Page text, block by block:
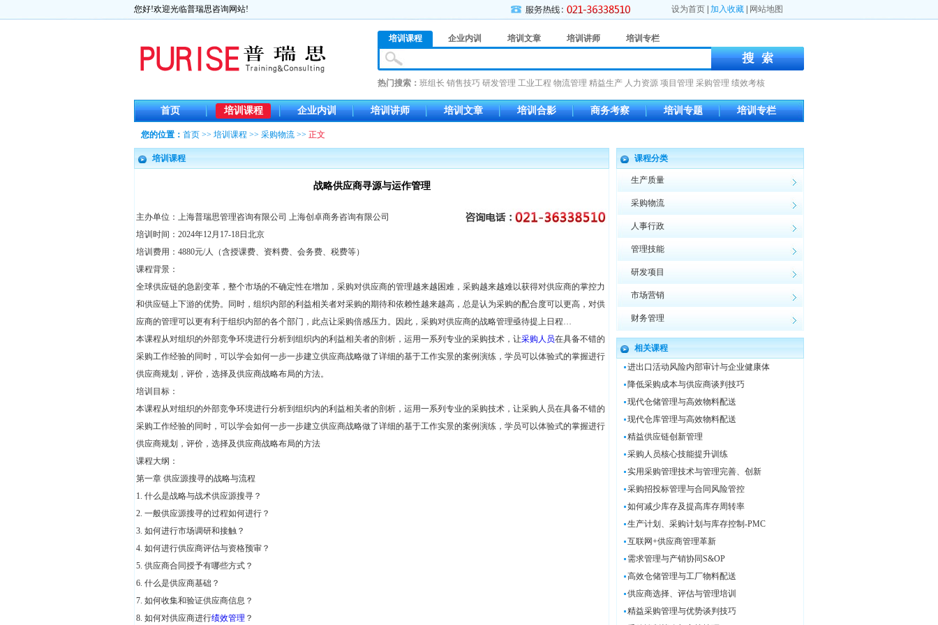
您好!欢迎光临普瑞思咨询网站! 设为首页 加入收藏 网站地图
培训课程 企业内训 培训文章 培训讲师 培训专栏
热门搜索： 班组长 销售技巧 研发管理 工业工程 物流管理 精益生产 人力资源 项目管理 采购管理 绩效考核
首页 培训课程 企业内训 培训讲师 培训文章 培训合影 商务考察 培训专题 培训专栏
您的位置： 首页 >> 培训课程 >> 采购物流 >> 正文
培训课程
战略供应商寻源与运作管理
主办单位：上海普瑞思管理咨询有限公司 上海创卓商务咨询有限公司
培训时间：2024年12月17-18日北京
培训费用：4880元/人（含授课费、资料费、会务费、税费等）
课程背景：
全球供应链的急剧变革，整个市场的不确定性在增加，采购对供应商的管理越来越困难，采购越来越难以获得对供应商的掌控力
和供应链上下游的优势。同时，组织内部的利益相关者对采购的期待和依赖性越来越高，总是认为采购的配合度可以更高，对供
应商的管理可以更有利于组织内部的各个部门，此点让采购倍感压力。因此，采购对供应商的战略管理亟待提上日程…
本课程从对组织的外部竞争环境进行分析到组织内的利益相关者的剖析，运用一系列专业的采购技术，让采购人员在具备不错的
采购工作经验的同时，可以学会如何一步一步建立供应商战略做了详细的基于工作实景的案例演练，学员可以体验式的掌握进行
供应商规划，评价，选择及供应商战略布局的方法。
培训目标：
本课程从对组织的外部竞争环境进行分析到组织内的利益相关者的剖析，运用一系列专业的采购技术，让采购人员在具备不错的
采购工作经验的同时，可以学会如何一步一步建立供应商战略做了详细的基于工作实景的案例演练，学员可以体验式的掌握进行
供应商规划，评价，选择及供应商战略布局的方法
课程大纲：
第一章 供应源搜寻的战略与流程
1. 什么是战略与战术供应源搜寻？
2. 一般供应源搜寻的过程如何进行？
3. 如何进行市场调研和接触？
4. 如何进行供应商评估与资格预审？
5. 供应商合同授予有哪些方式？
6. 什么是供应商基础？
7. 如何收集和验证供应商信息？
8. 如何对供应商进行绩效管理 ？
课程分类
生产质量
采购物流
人事行政
管理技能
研发项目
市场营销
财务管理
相关课程
进出口活动风险内部审计与企业健康体
降低采购成本与供应商谈判技巧
现代仓储管理与高效物料配送
现代仓库管理与高效物料配送
精益供应链创新管理
采购人员核心技能提升训练
实用采购管理技术与管理完善、创新
采购招投标管理与合同风险管控
如何减少库存及提高库存周转率
生产计划、采购计划与库存控制-PMC
互联网+供应商管理革新
需求管理与产销协同S&OP
高效仓储管理与工厂物料配送
供应商选择、评估与管理培训
精益采购管理与优势谈判技巧